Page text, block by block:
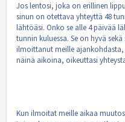
Jos lentosi, joka on erillinen
sinun on otettava yhteyttä 48
lähtöäsi. Onko se alle 4 päivää
tunnin kuluessa. Se on hyvä
ilmoittanut meille ajankohdasta,
näinä aikoina, oikeuttasi
Kun ilmoitat meille aikaa